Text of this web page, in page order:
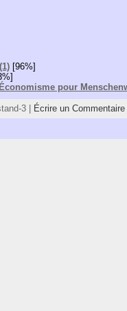
[96%]
pour
3 | Écrire un Commentaire